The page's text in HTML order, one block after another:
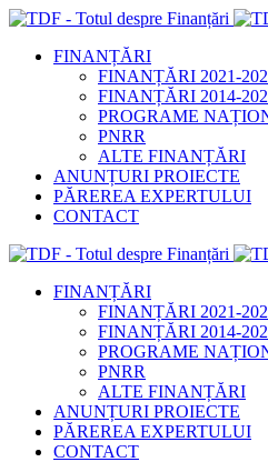
FINANȚĂRI
FINANȚĂRI 2021-
FINANȚĂRI 2014-
PROGRAME
PNRR
ALTE FINANȚĂRI
ANUNȚURI PROIECTE
PĂREREA EXPERTULUI
CONTACT
FINANȚĂRI
FINANȚĂRI 2021-
FINANȚĂRI 2014-
PROGRAME
PNRR
ALTE FINANȚĂRI
ANUNȚURI PROIECTE
PĂREREA EXPERTULUI
CONTACT